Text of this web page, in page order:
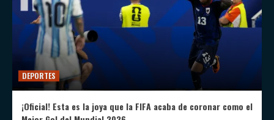
DEPORTES
¡Oficial! Esta es la joya que la FIFA acaba de coronar como el